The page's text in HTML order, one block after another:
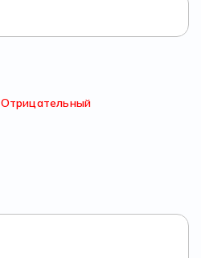
Отрицательный